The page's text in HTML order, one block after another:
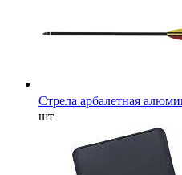
Стрела арбалетная
шт